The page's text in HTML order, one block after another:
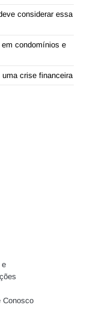
considerar essa
condomínios e
crise financeira
e
Conosco